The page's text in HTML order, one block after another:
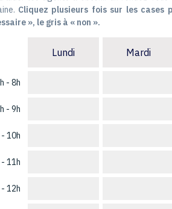
Cliquez plusieurs fois sur les cases
», le gris à « non ».
- 8h
- 9h
10h
11h
12h
Lundi Mardi